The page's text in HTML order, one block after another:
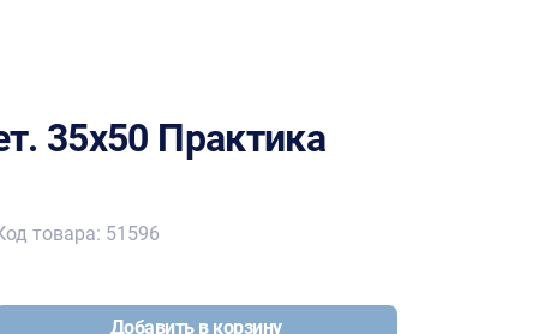
35х50 Практика
товара: 51596
Добавить в корзину